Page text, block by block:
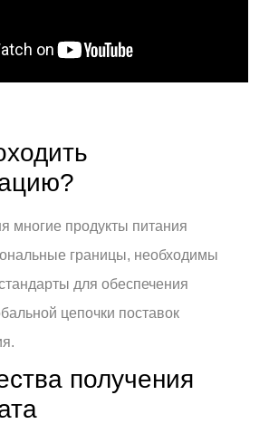
многие продукты питания
границы, необходимы
для обеспечения
цепочки поставок
получения